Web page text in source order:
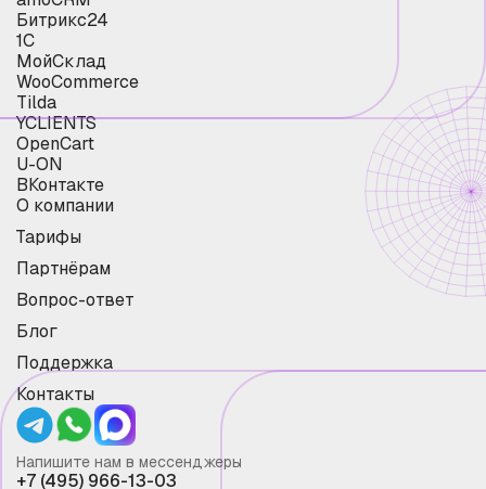
Битрикс24
1С
МойСклад
WooCommerce
Tilda
YCLIENTS
OpenCart
U-ON
ВКонтакте
О компании
Тарифы
Партнёрам
Вопрос-ответ
Блог
Поддержка
Контакты
Напишите нам в мессенджеры
+7 (495) 966-13-03